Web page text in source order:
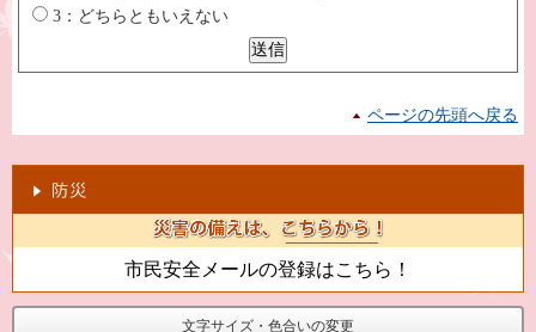
3：どちらともいえない
ページの先頭へ戻る
市民安全メールの登録はこちら！
文字サイズ・色合いの変更